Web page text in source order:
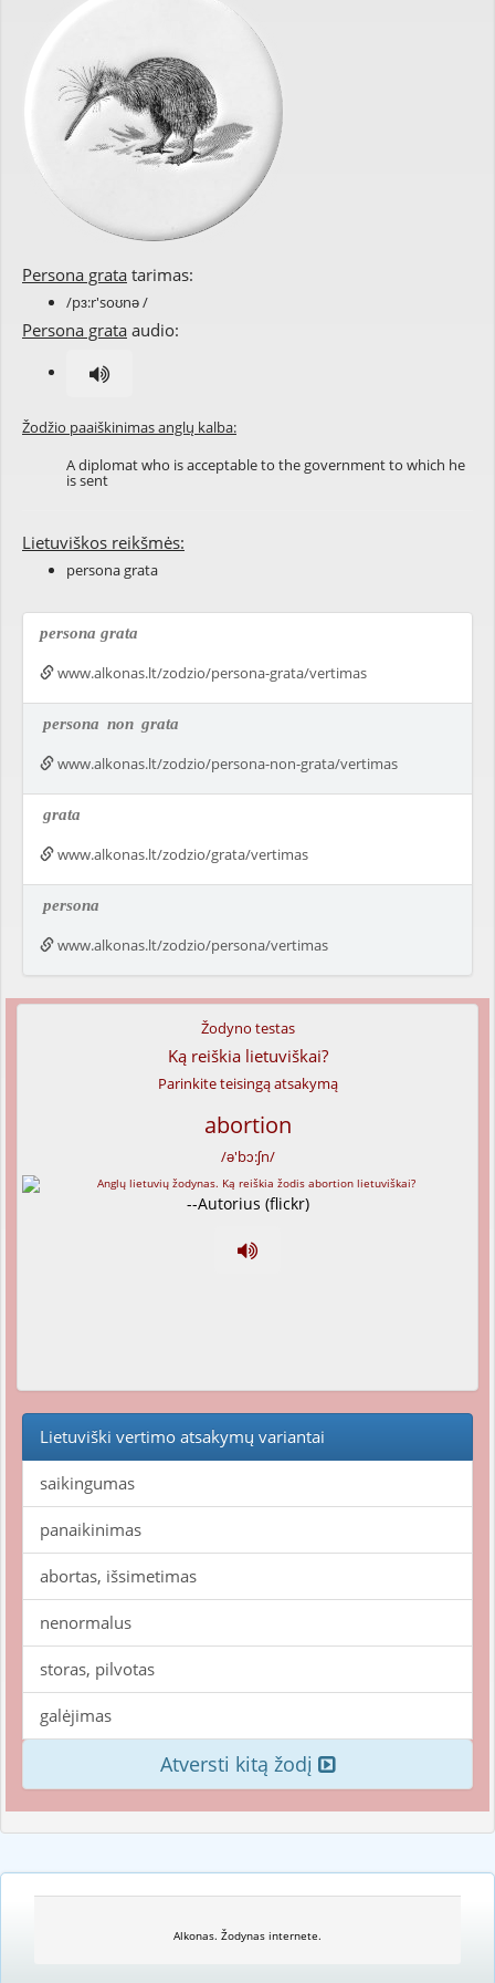
Persona grata tarimas:
/pɜ:r'soʊnə /
Persona grata audio:
Žodžio paaiškinimas anglų kalba:
A diplomat who is acceptable to the government to which he
is sent
Lietuviškos reikšmės:
persona grata
persona grata
www.alkonas.lt/zodzio/persona-grata/vertimas
persona non grata
www.alkonas.lt/zodzio/persona-non-grata/vertimas
grata
www.alkonas.lt/zodzio/grata/vertimas
persona
www.alkonas.lt/zodzio/persona/vertimas
Žodyno testas
Ką reiškia lietuviškai?
Parinkite teisingą atsakymą
abortion
/ə'bɔ:ʃn/
--Autorius (flickr)
Lietuviški vertimo atsakymų variantai
saikingumas
panaikinimas
abortas, išsimetimas
nenormalus
storas, pilvotas
galėjimas
Atversti kitą žodį
Alkonas. Žodynas internete.